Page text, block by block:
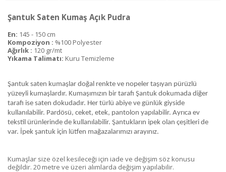
Şantuk Saten Kumaş Açık Pudra
En: 145 - 150 cm
Kompoziyon : %100 Polyester
Ağırlık : 120 gr/mt
Yıkama Talimatı: Kuru Temizleme
Şantuk saten kumaşlar doğal renkte ve nopeler taşıyan pürüzlü
yüzeyli kumaşlardır. Kumaşımızın bir tarafı Şantuk dokumada diğer
tarafı ise saten dokudadır. Her türlü abiye ve günlük giyside
kullanılabilir. Pardösü, ceket, etek, pantolon yapılabilir. Ayrıca ev
tekstil ürünlerinde de kullanılabilir. Şantukların ipek olan çeşitleri de
var. İpek şantuk için lütfen mağazalarımızı arayınız.
Kumaşlar size özel kesileceği için iade ve değişim söz konusu
değildir. 20 metre ve üzeri alımlarda değişim yapılabilir.